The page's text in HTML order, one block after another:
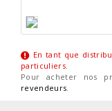
En tant que
particuliers.
Pour acheter nos
revendeurs.